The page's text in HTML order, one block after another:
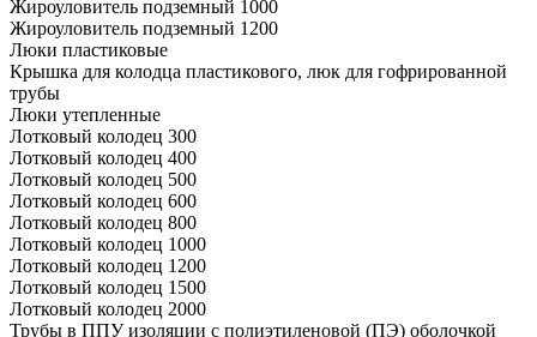
Жироуловитель подземный 1000
Жироуловитель подземный 1200
Люки пластиковые
Крышка для колодца пластикового, люк для гофрированной
трубы
Люки утепленные
Лотковый колодец 300
Лотковый колодец 400
Лотковый колодец 500
Лотковый колодец 600
Лотковый колодец 800
Лотковый колодец 1000
Лотковый колодец 1200
Лотковый колодец 1500
Лотковый колодец 2000
Трубы в ППУ изоляции с полиэтиленовой (ПЭ) оболочкой